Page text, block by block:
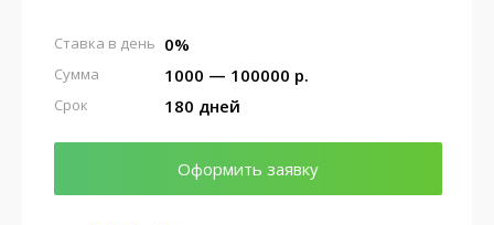
0%
Ставка в день
1000 — 100000 р.
Сумма
180 дней
Срок
Оформить заявку